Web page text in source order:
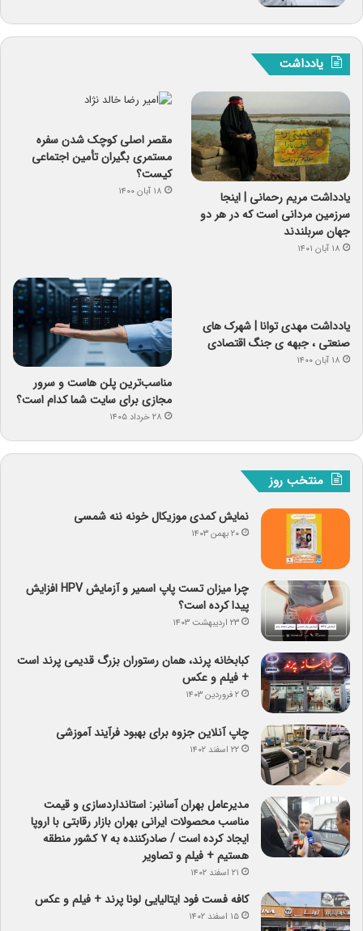
یادداشت
یادداشت مریم رحمانی | اینجا
سرزمین مردانی است که در هر دو
جهان سربلندند
۱۸ آبان ۱۴۰۱
مقصر اصلی کوچک شدن سفره
مستمری بگیران تأمین اجتماعی
کیست؟
۱۸ آبان ۱۴۰۰
یادداشت مهدی توانا | شهرک های
صنعتی ، جبهه ی جنگ اقتصادی
۱۸ آبان ۱۴۰۰
مناسب‌ترین پلن هاست و سرور
مجازی برای سایت شما کدام است؟
۲۸ خرداد ۱۴۰۵
منتخب روز
نمایش کمدی موزیکال خونه ننه شمسی
۲۰ بهمن ۱۴۰۳
چرا میزان تست پاپ اسمیر و آزمایش HPV افزایش
پیدا کرده است؟
۲۳ اردیبهشت ۱۴۰۳
کبابخانه پرند، همان رستوران بزرگ قدیمی پرند است
+ فیلم و عکس
۲ فروردین ۱۴۰۳
چاپ آنلاین جزوه برای بهبود فرآیند آموزشی
۲۲ اسفند ۱۴۰۲
مدیرعامل بهران آسانبر: استانداردسازی و قیمت
مناسب محصولات ایرانی بهران بازار رقابتی با اروپا
ایجاد کرده است / صادرکننده به ۷ کشور منطقه
هستیم + فیلم و تصاویر
۲۱ اسفند ۱۴۰۲
کافه فست فود ایتالیایی لونا پرند + فیلم و عکس
۱۵ اسفند ۱۴۰۲